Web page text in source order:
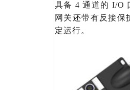
具备 4 通道的 I/O
网关还带有反接保
定运行。